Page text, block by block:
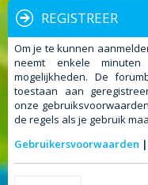
REGISTREER
Om je te kunnen
neemt enkele
mogelijkheden. De
toestaan aan
onze
de regels als je gebruik
Gebruikersvoorwaarden |